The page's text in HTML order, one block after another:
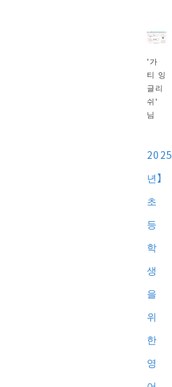
'가
티 잉
글리
쉬'
님
2025
년】
초
등
학
생
을
위
한
영